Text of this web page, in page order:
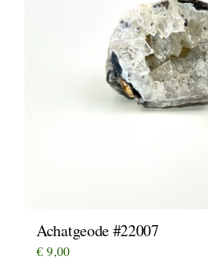
Achatgeode #22007
€ 9,00